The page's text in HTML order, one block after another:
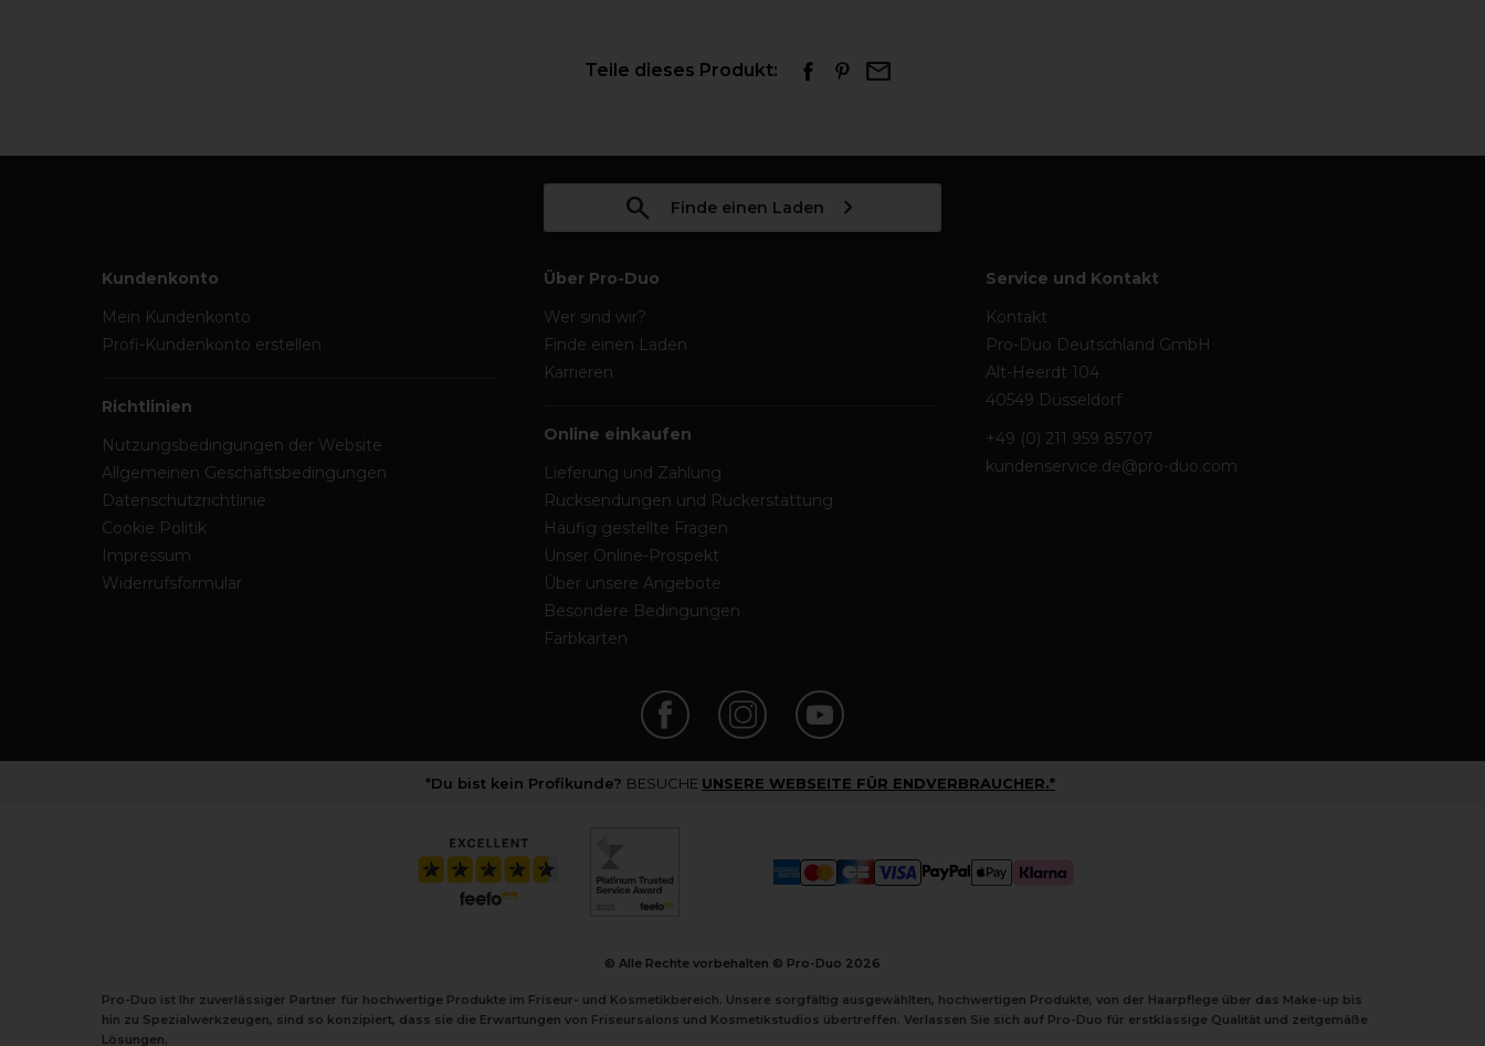
Teile dieses Produkt:
Finde einen Laden
Kundenkonto
Mein Kundenkonto
Profi-Kundenkonto erstellen
Richtlinien
Nutzungsbedingungen der Website
Allgemeinen Geschäftsbedingungen
Datenschutzrichtlinie
Cookie Politik
Impressum
Widerrufsformular
Über Pro-Duo
Wer sind wir?
Finde einen Laden
Karrieren
Online einkaufen
Lieferung und Zahlung
Rücksendungen und Rückerstattung
Häufig gestellte Fragen
Unser Online-Prospekt
Über unsere Angebote
Besondere Bedingungen
Farbkarten
Service und Kontakt
Kontakt
Pro-Duo Deutschland GmbH
Alt-Heerdt 104
40549 Düsseldorf
+49 (0) 211 959 85707
kundenservice.de@pro-duo.com
*Du bist kein Profikunde? BESUCHE UNSERE WEBSEITE FÜR ENDVERBRAUCHER.*
© Alle Rechte vorbehalten © Pro-Duo 2026
Pro-Duo ist Ihr zuverlässiger Partner für hochwertige Produkte im Friseur- und Kosmetikbereich. Unsere sorgfältig ausgewählten, hochwertigen Produkte, von der Haarpflege über das Make-up bis
hin zu Spezialwerkzeugen, sind so konzipiert, dass sie die Erwartungen von Friseursalons und Kosmetikstudios übertreffen. Verlassen Sie sich auf Pro-Duo für erstklassige Qualität und zeitgemäße
Lösungen.